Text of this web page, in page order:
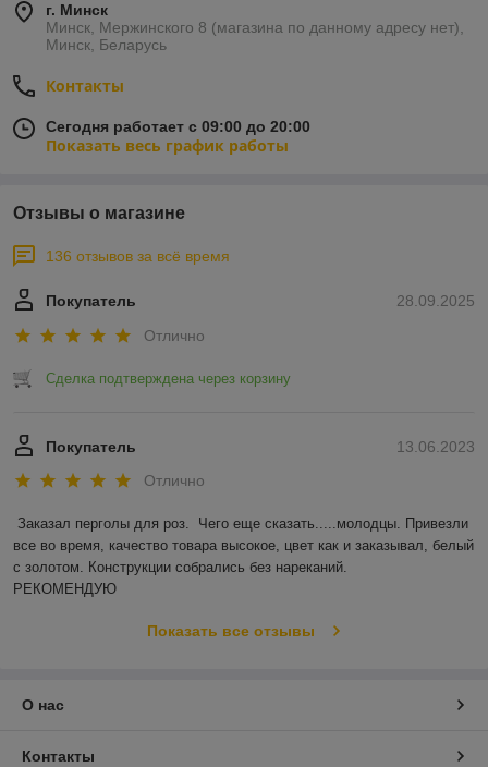
г. Минск
Минск, Мержинского 8 (магазина по данному адресу нет),
Минск, Беларусь
Контакты
Сегодня работает с 09:00 до 20:00
Показать весь график работы
Отзывы о магазине
136 отзывов за всё время
28.09.2025
Покупатель
Отлично
Сделка подтверждена через корзину
13.06.2023
Покупатель
Отлично
Заказал перголы для роз.  Чего еще сказать.....молодцы. Привезли
все во время, качество товара высокое, цвет как и заказывал, белый
с золотом. Конструкции собрались без нареканий.
РЕКОМЕНДУЮ
Показать все отзывы
О нас
Контакты